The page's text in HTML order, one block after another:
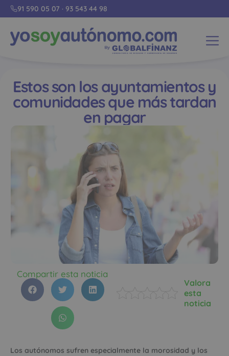
91 590 05 07 · 93 543 44 98
Estos son los ayuntamientos y
comunidades que más tardan
en pagar
Compartir esta noticia
Valora
esta
noticia
Los autónomos sufren especialmente la morosidad y los